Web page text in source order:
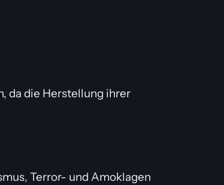
da die Herstellung ihrer
Terror- und Amoklagen